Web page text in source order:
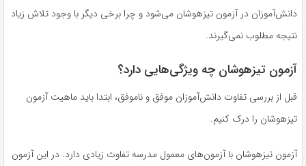
دانش‌آموزان در آزمون تیزهوشان می‌شود و چرا برخی دیگر با وجود تلاش زیاد
نتیجه مطلوب نمی‌گیرند.
آزمون تیزهوشان چه ویژگی‌هایی دارد؟
قبل از بررسی تفاوت دانش‌آموزان موفق و ناموفق، ابتدا باید ماهیت آزمون
تیزهوشان را درک کنیم.
آزمون تیزهوشان با آزمون‌های معمول مدرسه تفاوت زیادی دارد. در این آزمون